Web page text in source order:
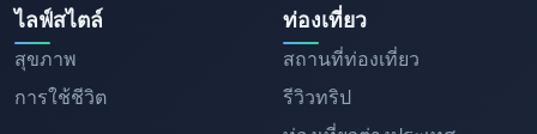
ไลฟ์สไตล์
สุขภาพ
การใช้ชีวิต
ท่องเที่ยว
สถานที่ท่องเที่ยว
รีวิวทริป